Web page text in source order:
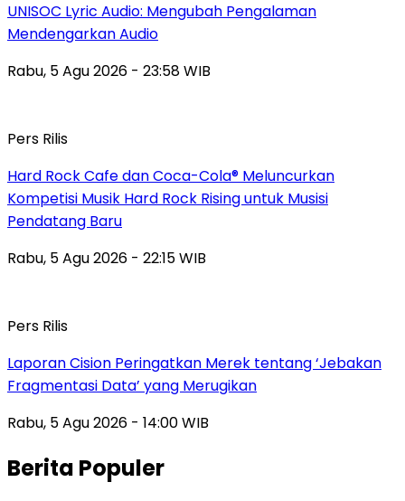
UNISOC Lyric Audio: Mengubah Pengalaman
Mendengarkan Audio
Rabu, 5 Agu 2026 - 23:58 WIB
Pers Rilis
Hard Rock Cafe dan Coca-Cola® Meluncurkan
Kompetisi Musik Hard Rock Rising untuk Musisi
Pendatang Baru
Rabu, 5 Agu 2026 - 22:15 WIB
Pers Rilis
Laporan Cision Peringatkan Merek tentang ‘Jebakan
Fragmentasi Data’ yang Merugikan
Rabu, 5 Agu 2026 - 14:00 WIB
Berita Populer